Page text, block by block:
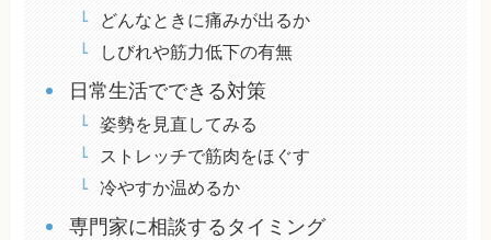
どんなときに痛みが出るか
しびれや筋力低下の有無
日常生活でできる対策
姿勢を見直してみる
ストレッチで筋肉をほぐす
冷やすか温めるか
専門家に相談するタイミング